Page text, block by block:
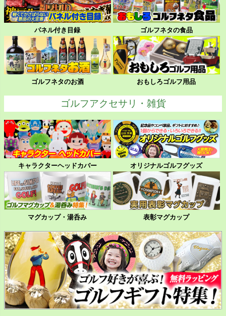
パネル付き目録 ゴルフネタの食品
ゴルフネタのお酒 おもしろゴルフ用品
ゴルフアクセサリ・雑貨
キャラクターヘッドカバー オリジナルゴルフグッズ
マグカップ・湯呑み 表彰マグカップ